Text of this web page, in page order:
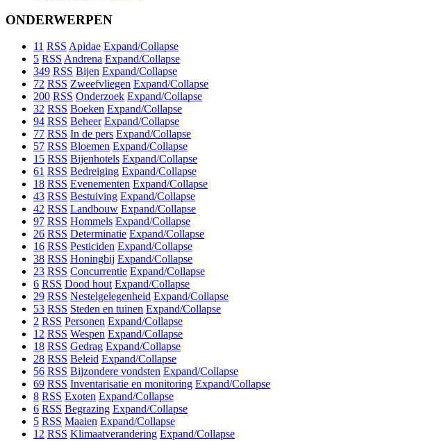
ONDERWERPEN
11 RSS Apidae Expand/Collapse
5 RSS Andrena Expand/Collapse
349 RSS Bijen Expand/Collapse
72 RSS Zweefvliegen Expand/Collapse
200 RSS Onderzoek Expand/Collapse
32 RSS Boeken Expand/Collapse
94 RSS Beheer Expand/Collapse
77 RSS In de pers Expand/Collapse
57 RSS Bloemen Expand/Collapse
15 RSS Bijenhotels Expand/Collapse
61 RSS Bedreiging Expand/Collapse
18 RSS Evenementen Expand/Collapse
43 RSS Bestuiving Expand/Collapse
42 RSS Landbouw Expand/Collapse
97 RSS Hommels Expand/Collapse
26 RSS Determinatie Expand/Collapse
16 RSS Pesticiden Expand/Collapse
38 RSS Honingbij Expand/Collapse
23 RSS Concurrentie Expand/Collapse
6 RSS Dood hout Expand/Collapse
29 RSS Nestelgelegenheid Expand/Collapse
53 RSS Steden en tuinen Expand/Collapse
2 RSS Personen Expand/Collapse
12 RSS Wespen Expand/Collapse
18 RSS Gedrag Expand/Collapse
28 RSS Beleid Expand/Collapse
56 RSS Bijzondere vondsten Expand/Collapse
69 RSS Inventarisatie en monitoring Expand/Collapse
8 RSS Exoten Expand/Collapse
6 RSS Begrazing Expand/Collapse
5 RSS Maaien Expand/Collapse
12 RSS Klimaatverandering Expand/Collapse